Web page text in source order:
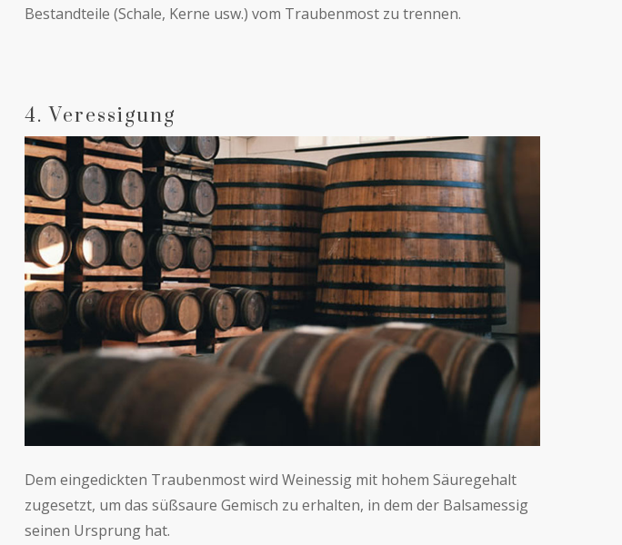
Bestandteile (Schale, Kerne usw.) vom Traubenmost zu trennen.
4. Veressigung
Dem eingedickten Traubenmost wird Weinessig mit hohem Säuregehalt
zugesetzt, um das süßsaure Gemisch zu erhalten, in dem der Balsamessig
seinen Ursprung hat.